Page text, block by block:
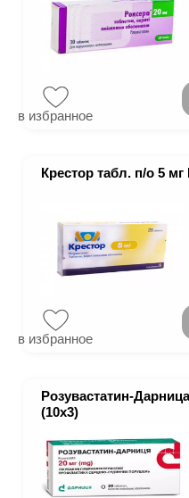
в избранное
Крестор табл. п/о 5
в избранное
Розувастатин-
(10х3)